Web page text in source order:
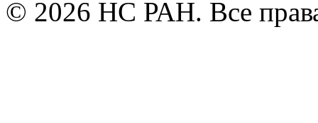
© 2026 НС РАН. Все